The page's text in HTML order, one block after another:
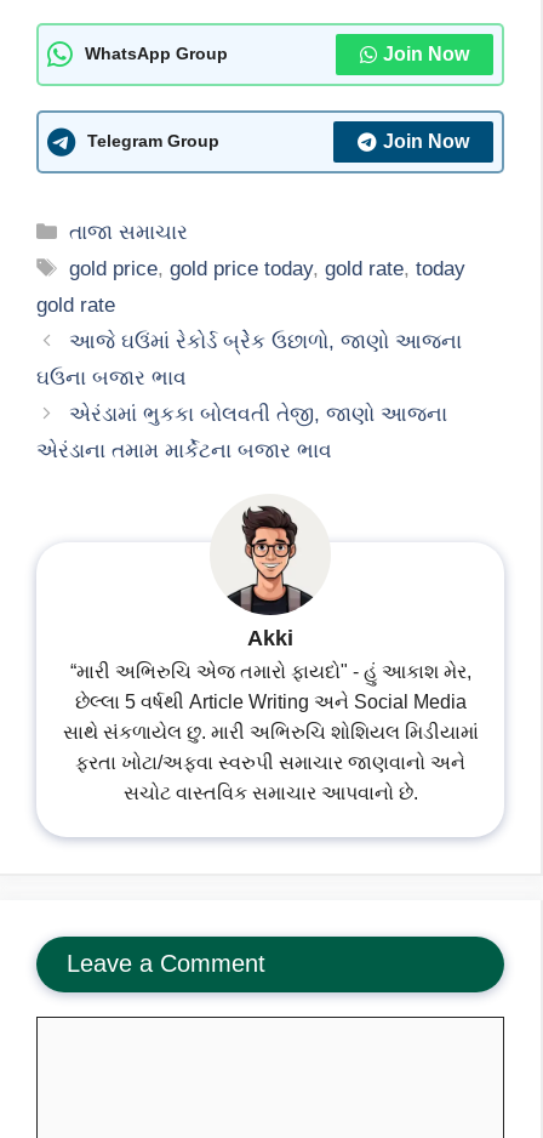
WhatsApp Group Join Now
Telegram Group Join Now
Categories
તાજા સમાચાર
Tags
gold price,gold price today,gold rate,today
gold rate
આજે ઘઉંમાં રેકોર્ડ બ્રેેક ઉછાળો, જાણો આજના
ઘઉના બજાર ભાવ
એરંડામાં ભુકકા બોલવતી તેજી, જાણો આજના
એરંડાના તમામ માર્કેટના બજાર ભાવ
Akki
“મારી અભિરુચિ એજ તમારો ફાયદો" - હું આકાશ મેર,
છેલ્લા 5 વર્ષથી Article Writing અને Social Media
સાથે સંકળાયેલ છુ. મારી અભિરુચિ શોશિયલ મિડીયામાં
ફરતા ખોટા/અફવા સ્વરુપી સમાચાર જાણવાનો અને
સચોટ વાસ્તવિક સમાચાર આપવાનો છે.
Leave a Comment